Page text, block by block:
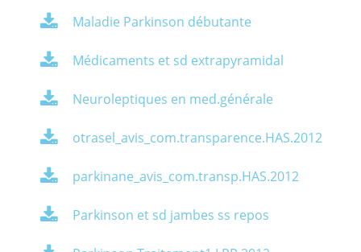
Maladie Parkinson débutante
Médicaments et sd extrapyramidal
Neuroleptiques en med.générale
otrasel_avis_com.transparence.HAS.2012
parkinane_avis_com.transp.HAS.2012
Parkinson et sd jambes ss repos